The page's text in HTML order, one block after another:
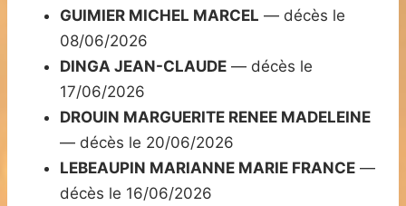
GUIMIER MICHEL MARCEL — décès le
08/06/2026
DINGA JEAN-CLAUDE — décès le
17/06/2026
DROUIN MARGUERITE RENEE MADELEINE
— décès le 20/06/2026
LEBEAUPIN MARIANNE MARIE FRANCE —
décès le 16/06/2026